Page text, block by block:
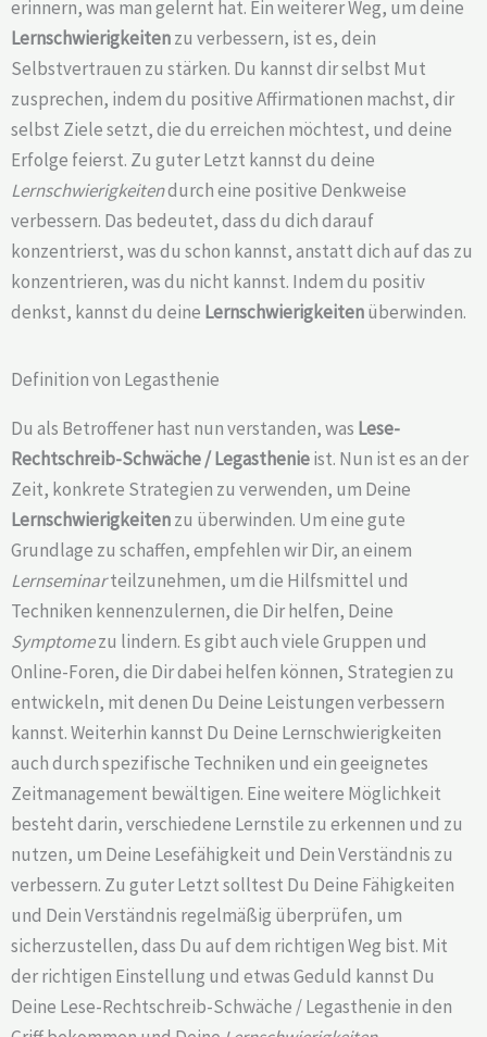
erinnern, was man gelernt hat. Ein weiterer Weg, um deine
Lernschwierigkeitenzu verbessern, ist es, dein
Selbstvertrauen zu stärken. Du kannst dir selbst Mut
zusprechen, indem du positive Affirmationen machst, dir
selbst Ziele setzt, die du erreichen möchtest, und deine
Erfolge feierst. Zu guter Letzt kannst du deine
Lernschwierigkeitendurch eine positive Denkweise
verbessern. Das bedeutet, dass du dich darauf
konzentrierst, was du schon kannst, anstatt dich auf das zu
konzentrieren, was du nicht kannst. Indem du positiv
denkst, kannst du deine Lernschwierigkeitenüberwinden.
Definition von Legasthenie
Du als Betroffener hast nun verstanden, was Lese-
Rechtschreib-Schwäche /Legasthenieist. Nun ist es an der
Zeit, konkrete Strategien zu verwenden, um Deine
Lernschwierigkeitenzu überwinden. Um eine gute
Grundlage zu schaffen, empfehlen wir Dir, an einem
Lernseminarteilzunehmen, um die Hilfsmittel und
Techniken kennenzulernen, die Dir helfen, Deine
Symptomezu lindern. Es gibt auch viele Gruppen und
Online-Foren, die Dir dabei helfen können, Strategien zu
entwickeln, mit denen Du Deine Leistungen verbessern
kannst. Weiterhin kannst Du Deine Lernschwierigkeiten
auch durch spezifische Techniken und ein geeignetes
Zeitmanagement bewältigen. Eine weitere Möglichkeit
besteht darin, verschiedene Lernstile zu erkennen und zu
nutzen, um Deine Lesefähigkeit und Dein Verständnis zu
verbessern. Zu guter Letzt solltest Du Deine Fähigkeiten
und Dein Verständnis regelmäßig überprüfen, um
sicherzustellen, dass Du auf dem richtigen Weg bist. Mit
der richtigen Einstellung und etwas Geduld kannst Du
Deine Lese-Rechtschreib-Schwäche / Legasthenie in den